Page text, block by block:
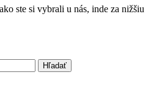
ste si vybrali u nás, inde za nižšiu
Hľadať